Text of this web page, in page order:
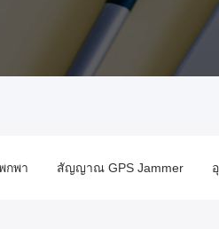
อุปกรณ์ป้องกันเสียงรบกวนจมูก